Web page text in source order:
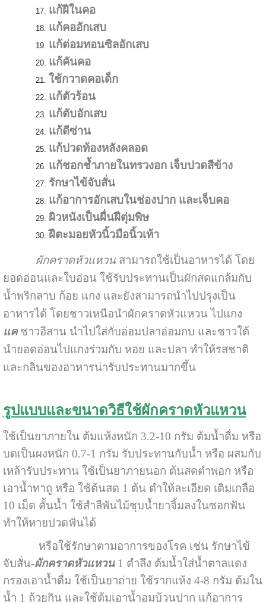
แก้ฝีในคอ
แก้คออักเสบ
แก้ต่อมทอนซิลอักเสบ
แก้คันคอ
ใช้กวาดคอเด็ก
แก้ตัวร้อน
แก้ตับอักเสบ
แก้ดีซ่าน
แก้ปวดท้องหลังคลอด
แก้ชอกช้ำภายในทรวงอก เจ็บปวดสีข้าง
รักษาไข้จับสั่น
แก้อาการอักเสบในช่องปาก และเจ็บคอ
ผิวหนังเป็นผื่นฝีตุ่มพิษ
ฝีตะมอยหัวนิ้วมือนิ้วเท้า
ผักคราดหัวแหวน สามารถใช้เป็นอาหารได้ โดย
ยอดอ่อนและใบอ่อน ใช้รับประทานเป็นผักสดแกล้มกับ
น้ำพริกลาบ ก้อย แกง และยังสามารถนำไปปรุงเป็น
อาหารได้ โดยชาวเหนือนำผักคราดหัวแหวน ไปแกง
แคชาวอีสาน นำไปใส่กับอ่อมปลาอ่อมกบ และชาวใต้
นำยอดอ่อนไปแกงร่วมกับ หอย และปลา ทำให้รสชาติ
และกลิ่นของอาหารน่ารับประทานมากขึ้น
รูปแบบและขนาดวิธีใช้ผักคราดหัวแหวน
ใช้เป็นยาภายใน ต้มแห้งหนัก 3.2-10 กรัม ต้มน้ำดื่ม หรือ
บดเป็นผงหนัก 0.7-1 กรัม รับประทานกับน้ำ หรือ ผสมกับ
เหล้ารับประทาน ใช้เป็นยาภายนอก ต้นสดตำพอก หรือ
เอาน้ำทาถู หรือ ใช้ต้นสด 1 ต้น ตำให้ละเอียด เติมเกลือ
10 เม็ด คั้นน้ำ ใช้สำลีพันไม้ชุบน้ำยาจิ้มลงในซอกฟัน
ทำให้หายปวดฟันได้
หรือใช้รักษาตามอาการของโรค เช่น รักษาไข้
จับสั่น-ผักคราดหัวแหวน1 ตำลึง ต้มน้ำใส่น้ำตาลแดง
กรองเอาน้ำดื่ม ใช้เป็นยาถ่าย ใช้รากแห้ง 4-8 กรัม ต้มใน
น้ำ 1 ถ้วยกิน และใช้ต้มเอาน้ำอมบ้วนปาก แก้อาการ